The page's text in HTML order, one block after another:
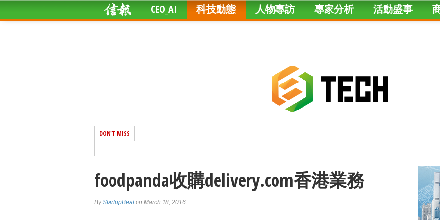
CEO_AI 科技動態 人物專訪 專家分析 活動盛事
DON'T MISS
foodpanda收購delivery.com香港業務
ByStartupBeaton March 18, 2016